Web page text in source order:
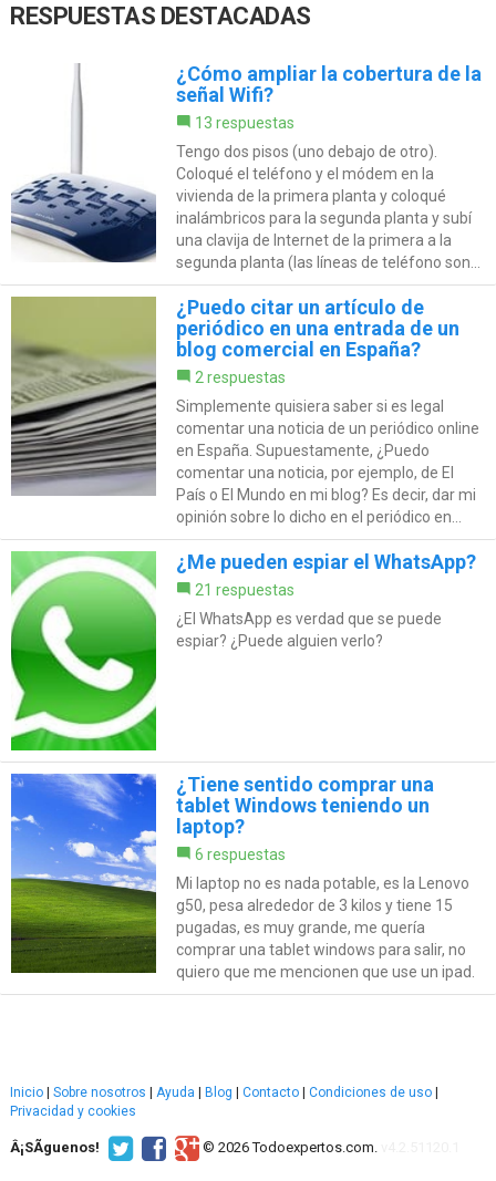
RESPUESTAS DESTACADAS
¿Cómo ampliar la cobertura de la
señal Wifi?
13 respuestas
Tengo dos pisos (uno debajo de otro).
Coloqué el teléfono y el módem en la
vivienda de la primera planta y coloqué
inalámbricos para la segunda planta y subí
una clavija de Internet de la primera a la
segunda planta (las líneas de teléfono son...
¿Puedo citar un artículo de
periódico en una entrada de un
blog comercial en España?
2 respuestas
Simplemente quisiera saber si es legal
comentar una noticia de un periódico online
en España. Supuestamente, ¿Puedo
comentar una noticia, por ejemplo, de El
País o El Mundo en mi blog? Es decir, dar mi
opinión sobre lo dicho en el periódico en...
¿Me pueden espiar el WhatsApp?
21 respuestas
¿El WhatsApp es verdad que se puede
espiar? ¿Puede alguien verlo?
¿Tiene sentido comprar una
tablet Windows teniendo un
laptop?
6 respuestas
Mi laptop no es nada potable, es la Lenovo
g50, pesa alrededor de 3 kilos y tiene 15
pugadas, es muy grande, me quería
comprar una tablet windows para salir, no
quiero que me mencionen que use un ipad.
Inicio | Sobre nosotros | Ayuda | Blog | Contacto | Condiciones de uso |
Privacidad y cookies
Â¡SÃ­guenos! © 2026 Todoexpertos.com.